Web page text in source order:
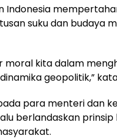
Indonesia
suku dan budaya
moral kita dalam
geopolitik,”
para menteri dan
berlandaskan